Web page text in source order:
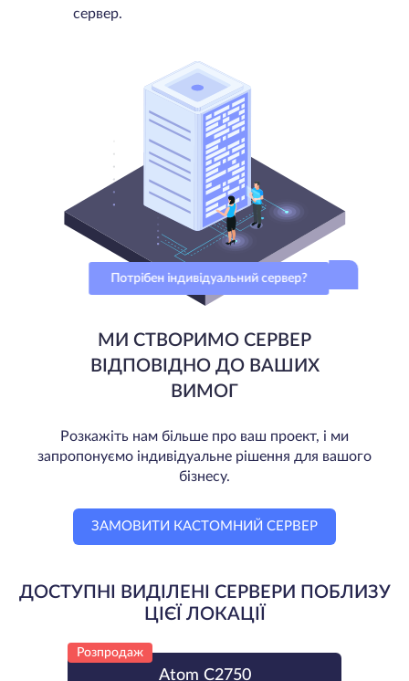
сервер.
Потрібен індивідуальний сервер?
МИ СТВОРИМО СЕРВЕР
ВІДПОВІДНО ДО ВАШИХ
ВИМОГ
Розкажіть нам більше про ваш проект, і ми
запропонуємо індивідуальне рішення для вашого
бізнесу.
ЗАМОВИТИ КАСТОМНИЙ СЕРВЕР
ДОСТУПНІ ВИДІЛЕНІ СЕРВЕРИ ПОБЛИЗУ
ЦІЄЇ ЛОКАЦІЇ
Розпродаж
Atom C2750